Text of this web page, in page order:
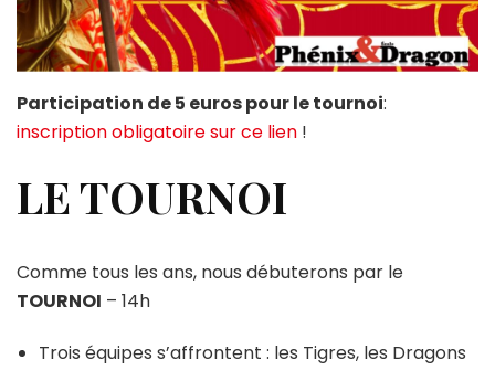
Participation de 5 euros pour le tournoi:
inscription obligatoire sur ce lien !
LE TOURNOI
Comme tous les ans, nous débuterons par le
TOURNOI – 14h
Trois équipes s’affrontent : les Tigres, les Dragons